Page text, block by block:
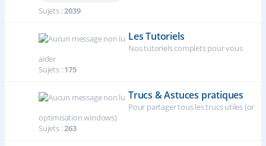
Sujets :2039
Les Tutoriels
Nos tutoriels complets pour vous
aider
Sujets :175
Trucs & Astuces pratiques
Pour partager tous les trucs utiles (or
optimisation windows)
Sujets :263